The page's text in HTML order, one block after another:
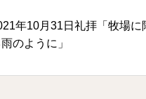
年10月31日礼拝「牧場に
のように」